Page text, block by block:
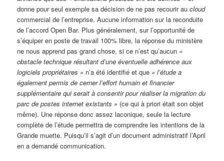
donne pour seul exemple sa décision de ne pas recourir aucloud
commercial de l’entreprise. Aucune information sur la reconduite
de l’accord Open Bar. Plus généralement, sur l’opportunité de
s’équiper en poste de travail 100% libre, la réponse du ministère
ne nous apprend pas grand chose, si ce n’est qu’aucun «
obstacle technique résultant d’une éventuelle adhérence aux
logiciels propriétaires » n’a été identifié et que « l’étude a
également permis de cerner l’effort humain et financier
supplémentaire qui serait à consentir pour réaliser la migration du
parc de postes internet existants » (ce qui à priori était son objet
même). Une réponse donc assez laconique, seule la lecture
complète de l’étude permettra de comprendre les intentions de la
Grande muette. Puisqu’il s’agit d’un document administratif l’April
en a demandé communication.